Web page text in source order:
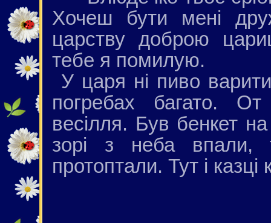
Хочеш бути мені
царству доброю
тебе я помилую.
У царя ні пиво
погребах багато.
весілля. Був бенкет
зорі з неба впали,
протоптали. Тут і казці